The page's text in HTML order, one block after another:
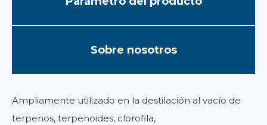
Sobre nosotros
Ampliamente utilizado en la destilación al vacío de
terpenos, terpenoides, clorofila,